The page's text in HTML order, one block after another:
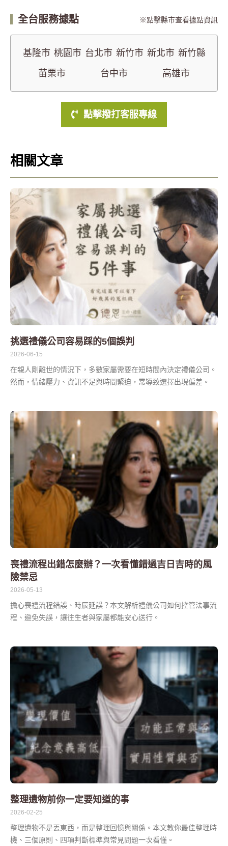
全台服務據點 點擊縣市查看據點資訊
基隆市 桃園市
苗栗市
台北市 新竹市
台中市
新北市 新竹縣
高雄市
點擊撥打客服專線
相關文章
挑選禮儀公司容易踩的5個誤判
2026-06-15
在親人剛離世的情況下，多數家屬需要在短時間內決定禮儀公司。
然而，情緒壓力、資訊不足與時間緊迫，常導致選擇出現偏差。
喪禮流程出錯怎麼辦？一次看懂錯過吉日吉時的風
險禁忌
2026-05-13
擔心喪禮流程錯誤、時辰延誤？本文解析禮儀公司如何控管法事流
程、避免失誤，讓往生者與家屬都能安心送行。
整理遺物前你一定要知道的事
2026-02-25
整理遺物不是丟東西，而是整理回憶與關係。本文教你最佳整理時
機、三個原則、四項判斷標準與常見問題一次看懂。